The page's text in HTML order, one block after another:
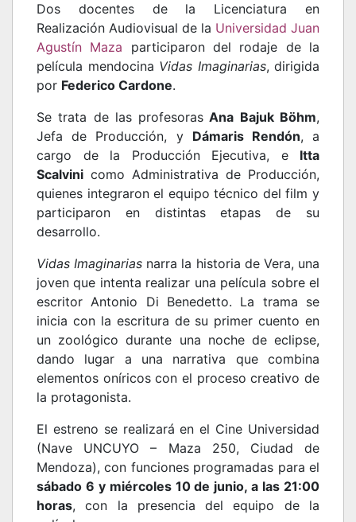
Dos docentes de la Licenciatura en
Realización Audiovisual de la Universidad Juan
Agustín Maza participaron del rodaje de la
película mendocina Vidas Imaginarias, dirigida
por Federico Cardone.
Se trata de las profesoras Ana Bajuk Böhm,
Jefa de Producción, y Dámaris Rendón, a
cargo de la Producción Ejecutiva, e Itta
Scalvini como Administrativa de Producción,
quienes integraron el equipo técnico del film y
participaron en distintas etapas de su
desarrollo.
Vidas Imaginarias narra la historia de Vera, una
joven que intenta realizar una película sobre el
escritor Antonio Di Benedetto. La trama se
inicia con la escritura de su primer cuento en
un zoológico durante una noche de eclipse,
dando lugar a una narrativa que combina
elementos oníricos con el proceso creativo de
la protagonista.
El estreno se realizará en el Cine Universidad
(Nave UNCUYO – Maza 250, Ciudad de
Mendoza), con funciones programadas para el
sábado 6 y miércoles 10 de junio, a las 21:00
horas, con la presencia del equipo de la